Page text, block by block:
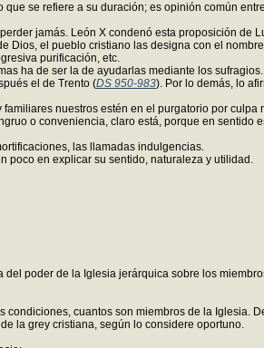
se refiere a su duración; es opinión común
jamás. León X condenó esta proposición de
Dios, el pueblo cristiano las designa con el
purificación, etc.
ha de ser la de ayudarlas mediante los
el de Trento (DS 950-983). Por lo demás, lo
nuestros estén en el purgatorio por culpa
o conveniencia, claro está, porque en sentido
las llamadas indulgencias.
poco en explicar su sentido, naturaleza y utilidad.
poder de la Iglesia jerárquica sobre los
cuantos son miembros de la Iglesia.
la grey cristiana, según lo considere oportuno.